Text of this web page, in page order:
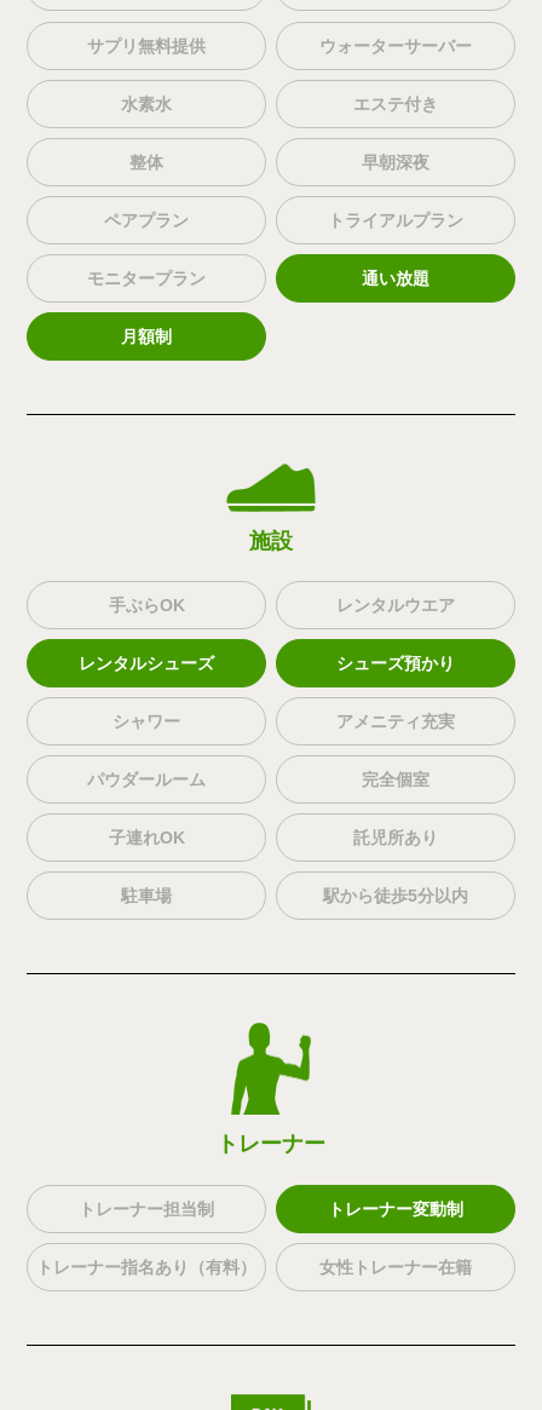
サプリ無料提供 ウォーターサーバー
水素水 エステ付き
整体 早朝深夜
ペアプラン トライアルプラン
モニタープラン 通い放題
月額制
施設
手ぶらOK レンタルウエア
レンタルシューズ シューズ預かり
シャワー アメニティ充実
パウダールーム 完全個室
子連れOK 託児所あり
駐車場 駅から徒歩5分以内
トレーナー
トレーナー担当制 トレーナー変動制
トレーナー指名あり（有料） 女性トレーナー在籍